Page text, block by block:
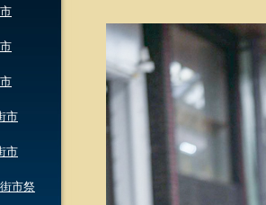
市
市
市祭